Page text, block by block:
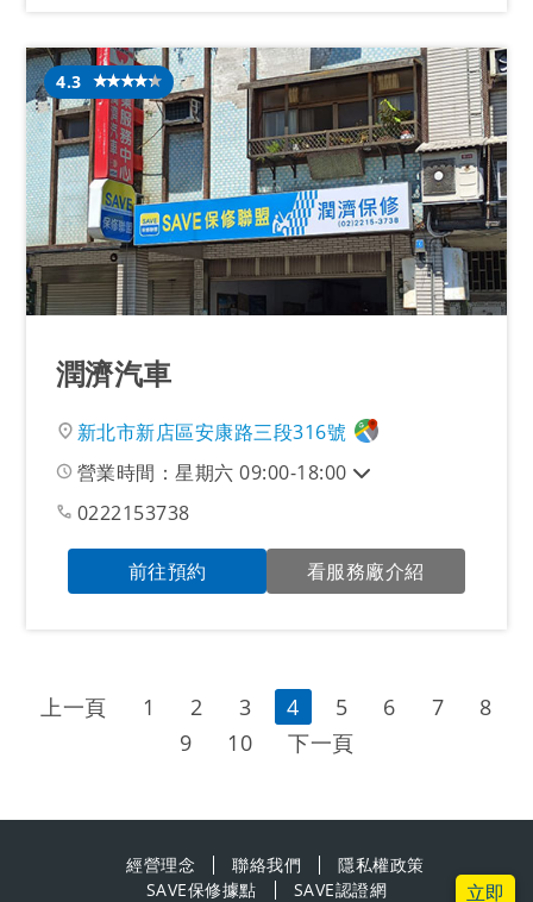
潤濟汽車
新北市新店區安康路三段316號
營業時間：星期六 09:00-18:00
0222153738
4.3
前往預約 看服務廠介紹
上一頁 1 2 3 4 5 6 7
8
9
10 下一頁
立即
經營理念 聯絡我們
隱私權政策
SAVE保修據點
SAVE認證網